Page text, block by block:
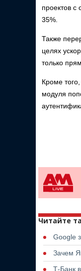
проектов
35%.
Также
целях
только
Кроме
модуля
Читайте
Google
Зачем
Т-Банк